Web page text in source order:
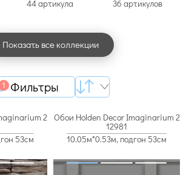
44 артикула 36 артикулов
Показать все коллекции
Фильтры
1
2
53см
Обои Holden Decor Imaginarium 2
12981
10.05м*0.53м, подгон 53см